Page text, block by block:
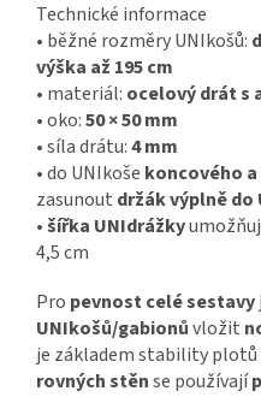
Technické informace
• běžné rozměry UNIkošů:
výška až 195 cm
• materiál: ocelový drát s
• oko:50 × 50 mm
• síla drátu:4 mm
• do UNIkoše koncového
zasunout držák výplně do
•šířka UNIdrážky
4,5 cm
Pro pevnost celé sestavy
UNIkošů/gabionůvložit
je základem stability plotů
rovných stěnse používají